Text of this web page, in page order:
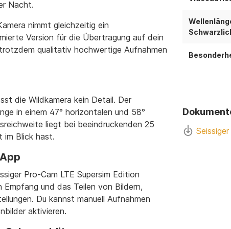
Nacht.
nimmt gleichzeitig ein
Version für die Übertragung auf dein
qualitativ hochwertige Aufnahmen
die Wildkamera kein Detail. Der
in einem 47° horizontalen und 58°
liegt bei beeindruckenden 25
im Blick hast.
Pro-Cam LTE Supersim Edition
und das Teilen von Bildern,
Du kannst manuell Aufnahmen
aktivieren.